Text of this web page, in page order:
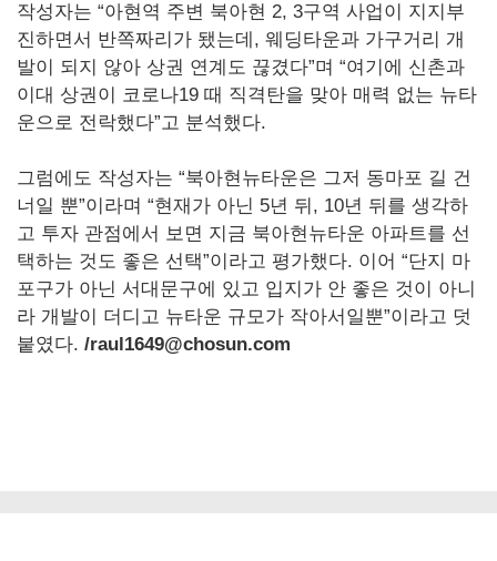
작성자는 “아현역 주변 북아현 2, 3구역 사업이 지지부
진하면서 반쪽짜리가 됐는데, 웨딩타운과 가구거리 개
발이 되지 않아 상권 연계도 끊겼다”며 “여기에 신촌과
이대 상권이 코로나19 때 직격탄을 맞아 매력 없는 뉴타
운으로 전락했다”고 분석했다.
그럼에도 작성자는 “북아현뉴타운은 그저 동마포 길 건
너일 뿐”이라며 “현재가 아닌 5년 뒤, 10년 뒤를 생각하
고 투자 관점에서 보면 지금 북아현뉴타운 아파트를 선
택하는 것도 좋은 선택”이라고 평가했다. 이어 “단지 마
포구가 아닌 서대문구에 있고 입지가 안 좋은 것이 아니
라 개발이 더디고 뉴타운 규모가 작아서일뿐”이라고 덧
붙였다. /raul1649@chosun.com